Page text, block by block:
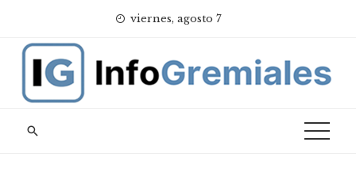
content
viernes, agosto 7